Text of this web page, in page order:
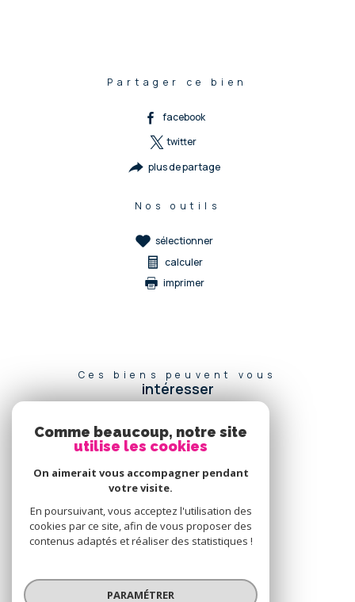
Partager ce bien
facebook
twitter
plus de partage
Nos outils
sélectionner
calculer
imprimer
Ces biens peuvent vous
intéresser
connecter
espace propriétaire
Nous
adhérons
Comme beaucoup, notre site
utilise les cookies
On aimerait vous accompagner pendant
votre visite.
En poursuivant, vous acceptez l'utilisation des
cookies par ce site, afin de vous proposer des
contenus adaptés et réaliser des statistiques !
PARAMÉTRER